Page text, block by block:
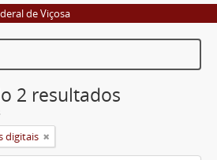
de Viçosa
2 resultados
digitais